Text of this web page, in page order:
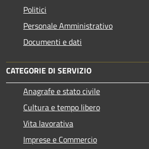
Politici
Personale Amministrativo
Documenti e dati
CATEGORIE DI SERVIZIO
Anagrafe e stato civile
Cultura e tempo libero
Vita lavorativa
Imprese e Commercio